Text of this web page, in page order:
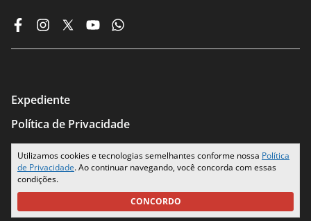
Utilizamos cookies e tecnologias semelhantes conforme nossa Política
de Privacidade. Ao continuar navegando, você concorda com essas
condições.
CONCORDO
Expediente
Política de Privacidade
Termos de Uso
Seus Dados